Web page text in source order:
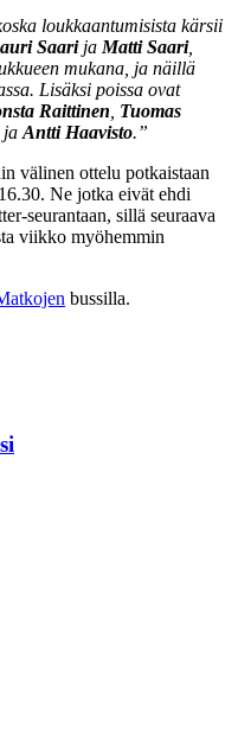
loukkaantumisista kärsii
Saarija Matti Saari,
mukana, ja näillä
Lisäksi poissa ovat
Raittinen Tuomas
ja Antti Haavisto.”
välinen ottelu potkaistaan
Ne jotka eivät ehdi
seurantaan, sillä seuraava
viikko myöhemmin
bussilla.